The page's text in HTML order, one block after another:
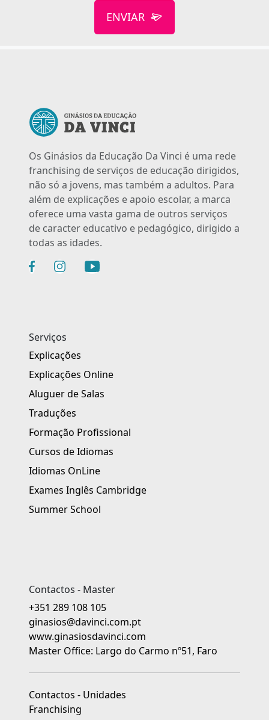
ENVIAR
Os Ginásios da Educação Da Vinci é uma rede
franchising de serviços de educação dirigidos,
não só a jovens, mas também a adultos. Para
além de explicações e apoio escolar, a marca
oferece uma vasta gama de outros serviços
de caracter educativo e pedagógico, dirigido a
todas as idades.
Serviços
Explicações
Explicações Online
Aluguer de Salas
Traduções
Formação Profissional
Cursos de Idiomas
Idiomas OnLine
Exames Inglês Cambridge
Summer School
Contactos - Master
+351 289 108 105
ginasios@davinci.com.pt
www.ginasiosdavinci.com
Master Office: Largo do Carmo nº51, Faro
Contactos - Unidades
Franchising